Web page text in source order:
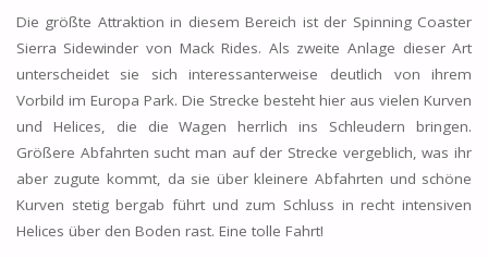
Die größte Attraktion in diesem Bereich ist der Spinning Coaster
Sierra Sidewinder von Mack Rides. Als zweite Anlage dieser Art
unterscheidet sie sich interessanterweise deutlich von ihrem
Vorbild im Europa Park. Die Strecke besteht hier aus vielen Kurven
und Helices, die die Wagen herrlich ins Schleudern bringen.
Größere Abfahrten sucht man auf der Strecke vergeblich, was ihr
aber zugute kommt, da sie über kleinere Abfahrten und schöne
Kurven stetig bergab führt und zum Schluss in recht intensiven
Helices über den Boden rast. Eine tolle Fahrt!